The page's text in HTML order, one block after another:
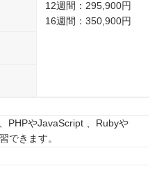
12週間：295,900円
16週間：350,900円
PHPやJavaScript 、Rubyや
できます。